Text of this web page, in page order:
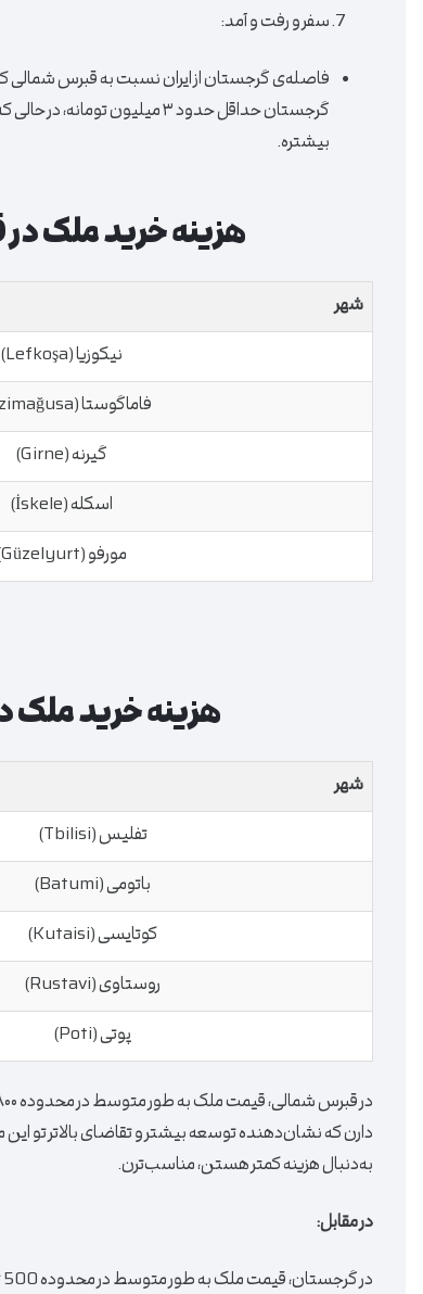
سفر و رفت و آمد:
فاصله‌ی گرجستان از ایران نسبت به قبرس شمالی
بیشتره.
هزینه خرید ملک
شهر
نیکوزیا (Lefkoşa)
فاماگوستا (Gazimağusa)
گیرنه (Girne)
اسکله (İskele)
مورفو (Güzelyurt)
هزینه خرید ملک
شهر
تفلیس (Tbilisi)
باتومی (Batumi)
کوتایسی (Kutaisi)
روستاوی (Rustavi)
پوتی (Poti)
دارن که نشان‌دهنده توسعه بیشتر و تقاضای بالا‌تر تو
به‌دنبال هزینه کمتر هستن، مناسب‌ترن.
در مقابل: